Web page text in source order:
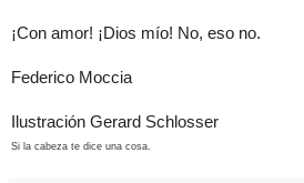
¡Con amor! ¡Dios mío! No, eso no.
Federico Moccia
Ilustración Gerard Schlosser
Si la cabeza te dice una cosa.